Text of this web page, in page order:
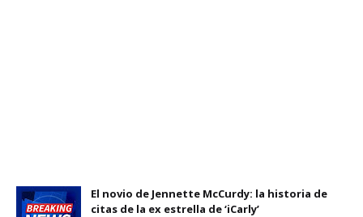
El novio de Jennette McCurdy: la historia de
citas de la ex estrella de ‘iCarly’